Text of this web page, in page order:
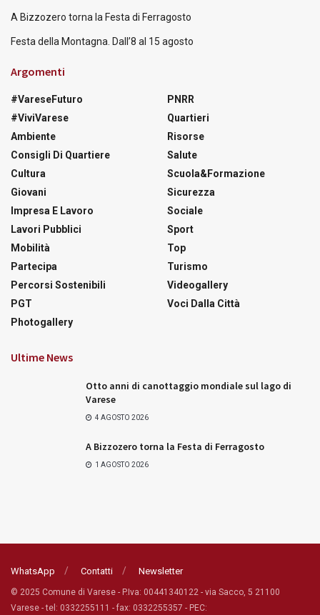
A Bizzozero torna la Festa di Ferragosto
Festa della Montagna. Dall’8 al 15 agosto
Argomenti
#VareseFuturo
#ViviVarese
Ambiente
Consigli Di Quartiere
Cultura
Giovani
Impresa E Lavoro
Lavori Pubblici
Mobilità
Partecipa
Percorsi Sostenibili
PGT
Photogallery
PNRR
Quartieri
Risorse
Salute
Scuola&Formazione
Sicurezza
Sociale
Sport
Top
Turismo
Videogallery
Voci Dalla Città
Ultime News
Otto anni di canottaggio mondiale sul lago di
Varese
4 AGOSTO 2026
A Bizzozero torna la Festa di Ferragosto
1 AGOSTO 2026
WhatsApp Contatti Newsletter
© 2025 Comune di Varese - P.Iva: 00441340122 - via Sacco, 5 21100
Varese - tel: 0332255111 - fax: 0332255357 - PEC: